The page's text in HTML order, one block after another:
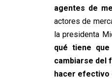
agentes de
actores de
la presidenta
qué tiene
cambiarse del
hacer efectivo